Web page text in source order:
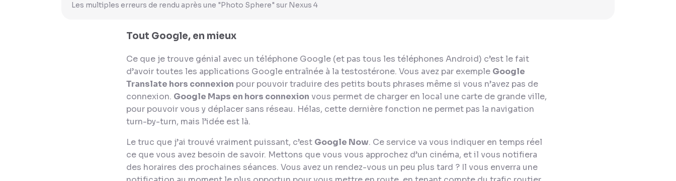
Les multiples erreurs de rendu après une "Photo Sphere" sur Nexus 4
Tout Google, en mieux
Ce que je trouve génial avec un téléphone Google (et pas tous les téléphones Android) c’est le fait
d’avoir toutes les applications Google entraînée à la testostérone. Vous avez par exemple Google
Translate hors connexion pour pouvoir traduire des petits bouts phrases même si vous n’avez pas de
connexion. Google Maps en hors connexion vous permet de charger en local une carte de grande ville,
pour pouvoir vous y déplacer sans réseau. Hélas, cette dernière fonction ne permet pas la navigation
turn-by-turn, mais l’idée est là.
Le truc que j’ai trouvé vraiment puissant, c’est Google Now. Ce service va vous indiquer en temps réel
ce que vous avez besoin de savoir. Mettons que vous vous approchez d’un cinéma, et il vous notifiera
des horaires des prochaines séances. Vous avez un rendez-vous un peu plus tard ? Il vous enverra une